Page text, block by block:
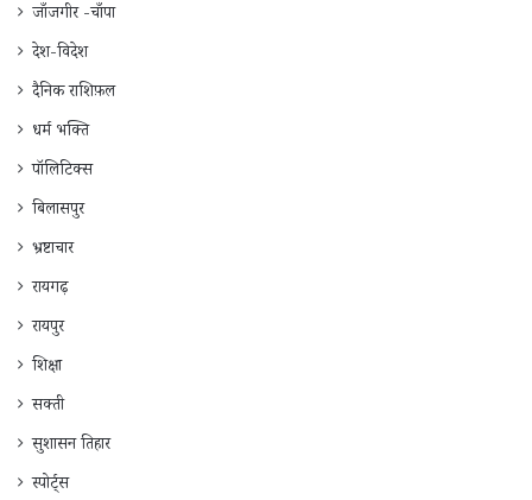
जाँजगीर -चाँपा
देश-विदेश
दैनिक राशिफ़ल
धर्म भक्ति
पॉलिटिक्स
बिलासपुर
भ्रष्टाचार
रायगढ़
रायपुर
शिक्षा
सक्ती
सुशासन तिहार
स्पोर्ट्स